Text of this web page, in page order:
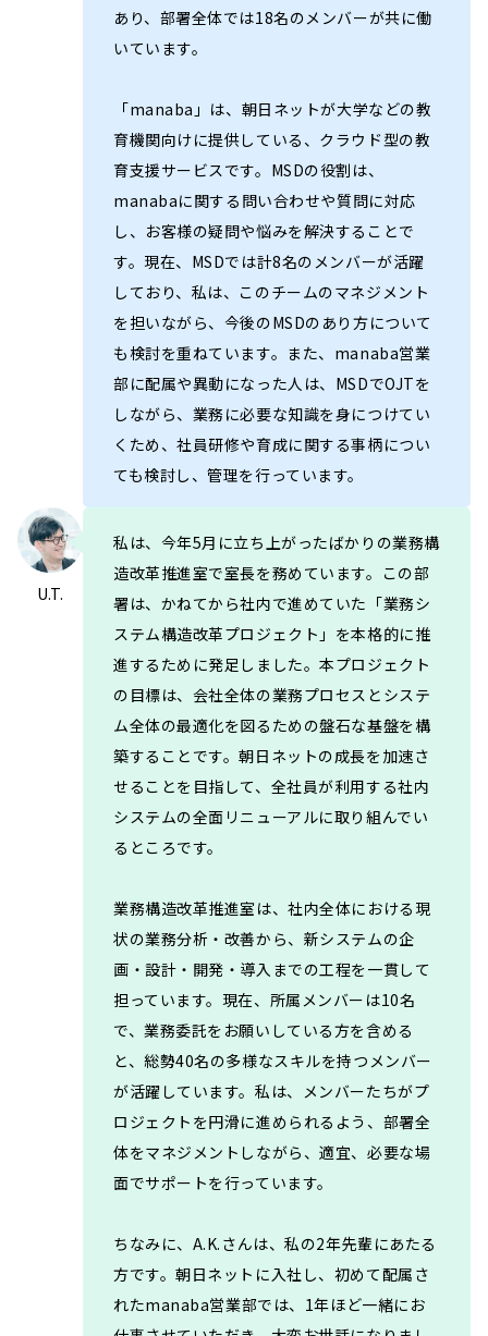
あり、部署全体では18名のメンバーが共に働
いています。
「manaba」は、朝日ネットが大学などの教
育機関向けに提供している、クラウド型の教
育支援サービスです。MSDの役割は、
manabaに関する問い合わせや質問に対応
し、お客様の疑問や悩みを解決することで
す。現在、MSDでは計8名のメンバーが活躍
しており、私は、このチームのマネジメント
を担いながら、今後のMSDのあり方について
も検討を重ねています。また、manaba営業
部に配属や異動になった人は、MSDでOJTを
しながら、業務に必要な知識を身につけてい
くため、社員研修や育成に関する事柄につい
ても検討し、管理を行っています。
U.T.
私は、今年5月に立ち上がったばかりの業務構
造改革推進室で室長を務めています。この部
署は、かねてから社内で進めていた「業務シ
ステム構造改革プロジェクト」を本格的に推
進するために発足しました。本プロジェクト
の目標は、会社全体の業務プロセスとシステ
ム全体の最適化を図るための盤石な基盤を構
築することです。朝日ネットの成長を加速さ
せることを目指して、全社員が利用する社内
システムの全面リニューアルに取り組んでい
るところです。
業務構造改革推進室は、社内全体における現
状の業務分析・改善から、新システムの企
画・設計・開発・導入までの工程を一貫して
担っています。現在、所属メンバーは10名
で、業務委託をお願いしている方を含める
と、総勢40名の多様なスキルを持つメンバー
が活躍しています。私は、メンバーたちがプ
ロジェクトを円滑に進められるよう、部署全
体をマネジメントしながら、適宜、必要な場
面でサポートを行っています。
ちなみに、A.K.さんは、私の2年先輩にあたる
方です。朝日ネットに入社し、初めて配属さ
れたmanaba営業部では、1年ほど一緒にお